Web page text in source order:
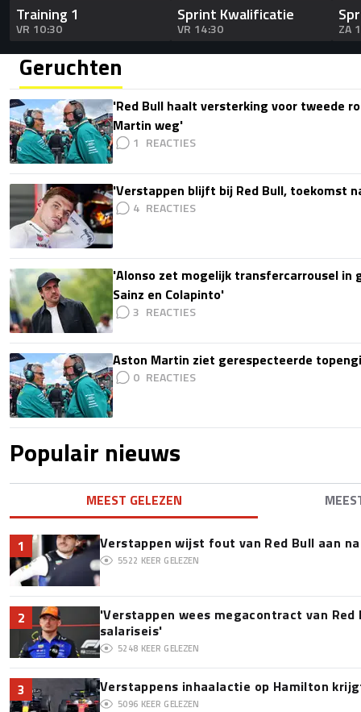
Training 1
VR 10:30
Sprint Kwalificatie
VR 14:30 ZA
Geruchten
'Red Bull haalt versterking voor tweede
Martin weg'
1
'Verstappen blijft bij Red Bull, toekomst
4
'Alonso zet mogelijk transfercarrousel in
Sainz en Colapinto'
3
Aston Martin ziet gerespecteerde
0
Populair nieuws
MEEST GELEZEN
1 Verstappen wijst fout van Red Bull aan
5522 KEER GELEZEN
2
'Verstappen wees megacontract van
salariseis'
5248 KEER GELEZEN
3 Verstappens inhaalactie op Hamilton
5096 KEER GELEZEN